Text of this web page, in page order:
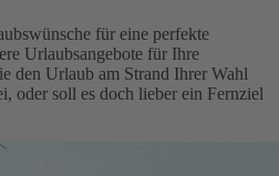
für eine perfekte
Urlaubsangebote für Ihre
den Urlaub am Strand Ihrer Wahl
oder soll es doch lieber ein Fernziel